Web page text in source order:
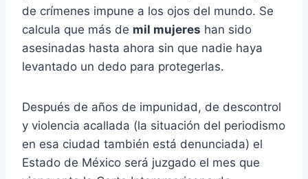
de crímenes impune a los ojos del mundo. Se
calcula que más de mil mujeres han sido
asesinadas hasta ahora sin que nadie haya
levantado un dedo para protegerlas.
Después de años de impunidad, de descontrol
y violencia acallada (la situación del periodismo
en esa ciudad también está denunciada) el
Estado de México será juzgado el mes que